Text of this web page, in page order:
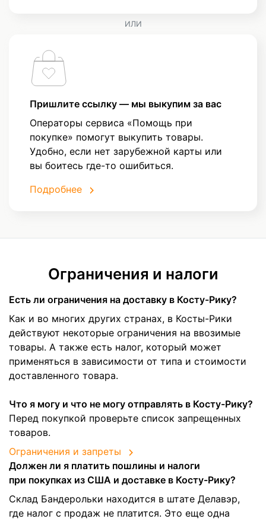
ИЛИ
Пришлите ссылку — мы выкупим за вас
Операторы сервиса «Помощь при
покупке» помогут выкупить товары.
Удобно, если нет зарубежной карты или
вы боитесь где-то ошибиться.
Подробнее
Ограничения и налоги
Есть ли ограничения на доставку в Косту-Рику?
Как и во многих других странах, в Косты-Рики
действуют некоторые ограничения на ввозимые
товары. А также есть налог, который может
применяться в зависимости от типа и стоимости
доставленного товара.
Что я могу и что не могу отправлять в Косту-Рику?
Перед покупкой проверьте список запрещенных
товаров.
Ограничения и запреты
Должен ли я платить пошлины и налоги
при покупках из США и доставке в Косту-Рику?
Склад Бандерольки находится в штате Делавэр,
где налог с продаж не платится. Это еще одна